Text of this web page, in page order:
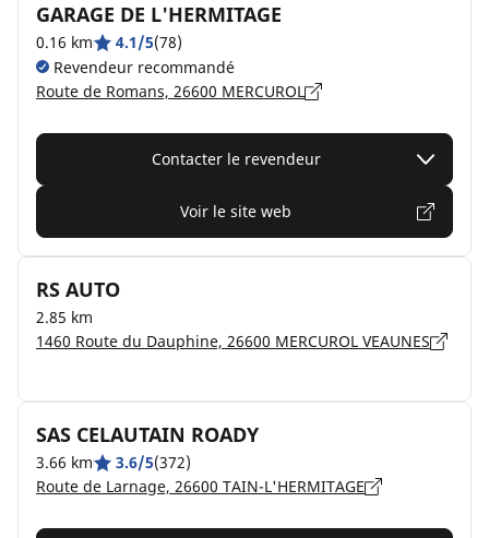
GARAGE DE L'HERMITAGE
0.16 km 4.1/5(78)
Revendeur recommandé
Route de Romans, 26600 MERCUROL
Contacter le revendeur
Voir le site web
RS AUTO
2.85 km
1460 Route du Dauphine, 26600 MERCUROL VEAUNES
SAS CELAUTAIN ROADY
3.66 km 3.6/5(372)
Route de Larnage, 26600 TAIN-L'HERMITAGE